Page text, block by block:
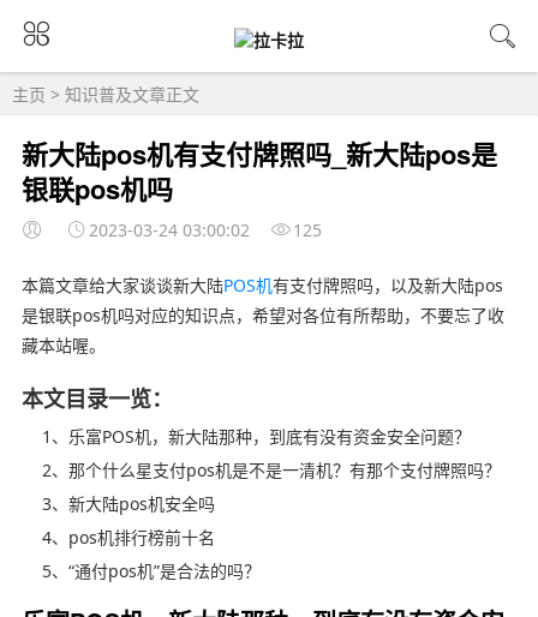
主页 > 知识普及文章正文
新大陆pos机有支付牌照吗_新大陆pos是
银联pos机吗
2023-03-24 03:00:02 125
本篇文章给大家谈谈新大陆POS机有支付牌照吗，以及新大陆pos
是银联pos机吗对应的知识点，希望对各位有所帮助，不要忘了收
藏本站喔。
本文目录一览：
1、乐富POS机，新大陆那种，到底有没有资金安全问题？
2、那个什么星支付pos机是不是一清机？有那个支付牌照吗？
3、新大陆pos机安全吗
4、pos机排行榜前十名
5、“通付pos机”是合法的吗？